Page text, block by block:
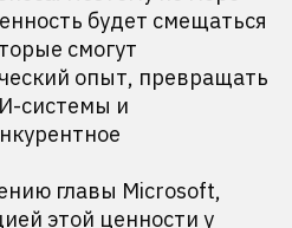
будет смещаться
смогут
опыт, превращать
системы и
главы Microsoft,
этой ценности у